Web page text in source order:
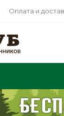
Оплата и